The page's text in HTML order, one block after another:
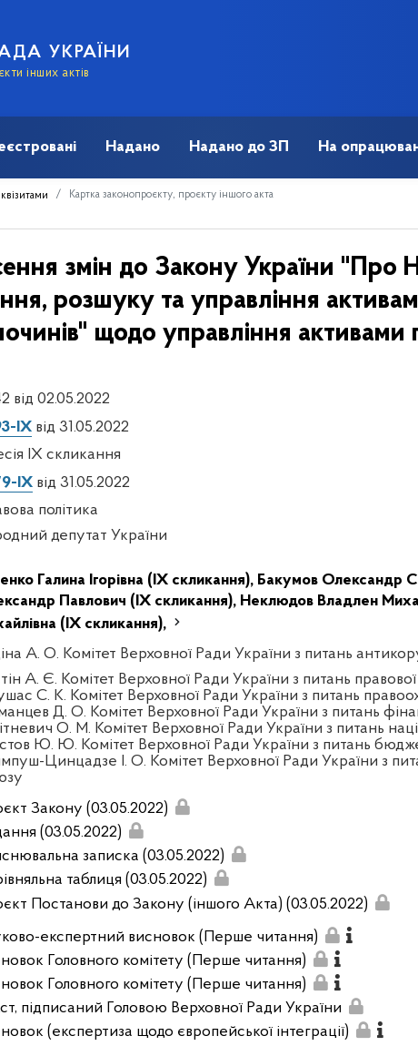
УКРАЇНИ
інших актів
Надано Надано до ЗП На
Картка законопроєкту, проєкту іншого акта
змін до Закону України "Про
розшуку та управління
щодо управління активами
від 02.05.2022
IX від 31.05.2022
IX скликання
IX від 31.05.2022
політика
депутат України
Галина Ігорівна (IX скликання), Бакумов Олександр
Павлович (IX скликання), Неклюдов Владлен
(IX скликання),
А. О. Комітет Верховної Ради України з питань
А. Є. Комітет Верховної Ради України з питань правової
С. К. Комітет Верховної Ради України з питань
Д. О. Комітет Верховної Ради України з питань
О. М. Комітет Верховної Ради України з питань
Ю. Ю. Комітет Верховної Ради України з питань
Цинцадзе І. О. Комітет Верховної Ради України з
Закону (03.05.2022)
(03.05.2022)
записка (03.05.2022)
таблиця (03.05.2022)
Постанови до Закону (іншого Акта) (03.05.2022)
експертний висновок (Перше читання)
Головного комітету (Перше читання)
Головного комітету (Перше читання)
підписаний Головою Верховної Ради України
(експертиза щодо європейської інтеграції)